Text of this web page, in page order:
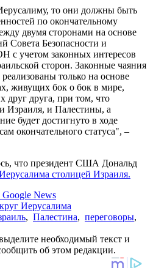
то они должны быть
по окончательному
двумя сторонами на основе
Совета Безопасности и
с учетом законных интересов
сторон. Законные чаяния
только на основе
живущих бок о бок в мире,
друг друга, при том, что
Израиля, и Палестины, а
будет достигнуто в ходе
окончательного статуса", –
что президент США Дональд
столицей Израиля.
Google News
Иерусалима
, Палестина, переговоры,
необходимый текст и
об этом редакции.